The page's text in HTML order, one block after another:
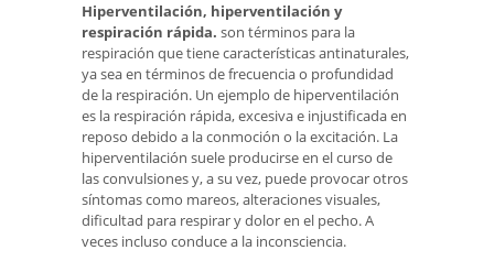
Hiperventilación, hiperventilación y
respiración rápida. son términos para la
respiración que tiene características antinaturales,
ya sea en términos de frecuencia o profundidad
de la respiración. Un ejemplo de hiperventilación
es la respiración rápida, excesiva e injustificada en
reposo debido a la conmoción o la excitación. La
hiperventilación suele producirse en el curso de
las convulsiones y, a su vez, puede provocar otros
síntomas como mareos, alteraciones visuales,
dificultad para respirar y dolor en el pecho. A
veces incluso conduce a la inconsciencia.